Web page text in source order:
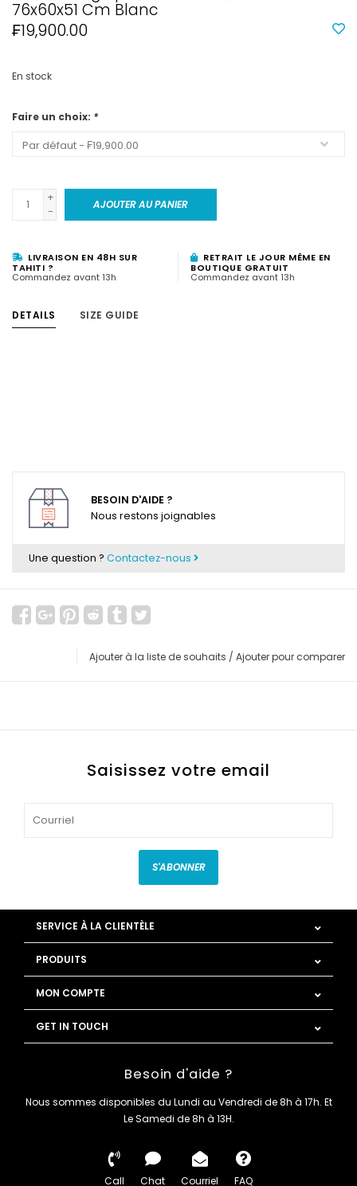
76x60x51 Cm Blanc
₣19,900.00
En stock
Faire un choix: *
+
-
AJOUTER AU PANIER
LIVRAISON EN 48H SUR
TAHITI ?
Commandez avant 13h
RETRAIT LE JOUR MÊME EN
BOUTIQUE GRATUIT
Commandez avant 13h
DETAILS SIZE GUIDE
BESOIN D'AIDE ?
Nous restons joignables
Une question ? Contactez-nous
Ajouter à la liste de souhaits / Ajouter pour comparer
Saisissez votre email
S'ABONNER
SERVICE À LA CLIENTÈLE
PRODUITS
MON COMPTE
GET IN TOUCH
Besoin d'aide ?
Nous sommes disponibles du Lundi au Vendredi de 8h à 17h. Et
Le Samedi de 8h à 13H.
Call Chat Courriel FAQ